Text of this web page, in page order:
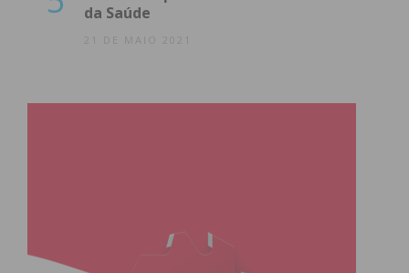
da Saúde
21 DE MAIO 2021